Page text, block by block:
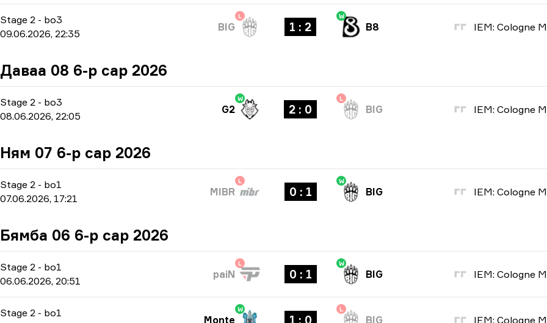
Stage 2 - bo3
09.06.2026, 22:35
L
BIG 1 : 2
W
B8
Даваа 08 6-р сар 2026
Stage 2 - bo3
08.06.2026, 22:05
W
G2 2 : 0
L
BIG
Ням 07 6-р сар 2026
Stage 2 - bo1
07.06.2026, 17:21
L
MIBR 0 : 1
W
BIG
Бямба 06 6-р сар 2026
Stage 2 - bo1
06.06.2026, 20:51
L
paiN 0 : 1
W
BIG
Stage 2 - bo1
W
Monte 1 : 0
L
BIG